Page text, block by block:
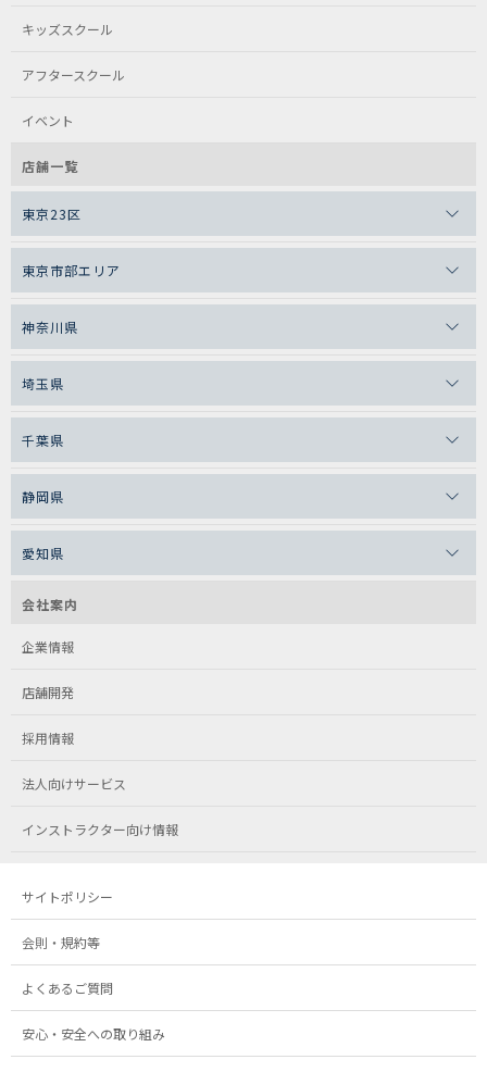
キッズスクール
アフタースクール
イベント
店舗一覧
東京23区
東京市部エリア
神奈川県
埼玉県
千葉県
静岡県
愛知県
会社案内
企業情報
店舗開発
採用情報
法人向けサービス
インストラクター向け情報
サイトポリシー
会則・規約等
よくあるご質問
安心・安全への取り組み